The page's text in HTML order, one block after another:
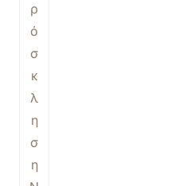
ρ
ό
σ
κ
λ
η
σ
η